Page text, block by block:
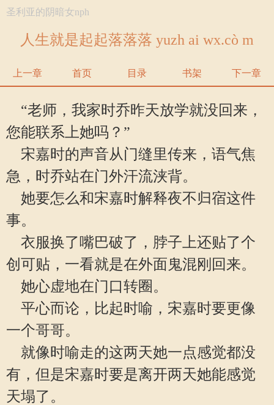
圣利亚的阴暗女nph
人生就是起起落落落 yuzh ai wx.cò m
上一章 首页 目录 书架 下一章
“老师，我家时乔昨天放学就没回来，
您能联系上她吗？”
宋嘉时的声音从门缝里传来，语气焦
急，时乔站在门外汗流浃背。
她要怎么和宋嘉时解释夜不归宿这件
事。
衣服换了嘴巴破了，脖子上还贴了个
创可贴，一看就是在外面鬼混刚回来。
她心虚地在门口转圈。
平心而论，比起时喻，宋嘉时要更像
一个哥哥。
就像时喻走的这两天她一点感觉都没
有，但是宋嘉时要是离开两天她能感觉
天塌了。